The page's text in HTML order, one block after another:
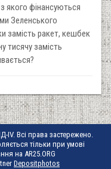
якого фінансуються
Зеленського
замість ракет, кешбек
тисячу замість
Всі права застережено.
тільки при умові
на AR25.ORG
Depositphotos